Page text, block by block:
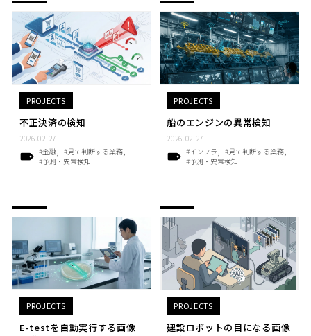
PROJECTS
不正決済の検知
2026.02.27
#金融
#見て判断する業務
#予測・異常検知
PROJECTS
船のエンジンの異常検知
2026.02.27
#インフラ
#見て判断する業務
#予測・異常検知
PROJECTS
E-testを自動実行する画像
PROJECTS
建設ロボットの目になる画像